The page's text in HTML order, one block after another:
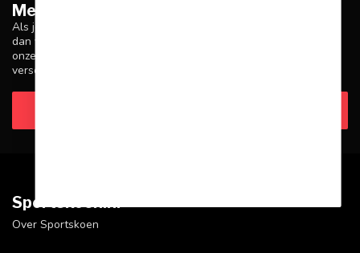
Meer informatie
Als je vragen hebt over onze producten of je aankoop, zorg er
dan voor dat je onze klantenservicepagina bezoekt. Hier vind je
onze bedrijfsgegevens, antwoorden op veelgestelde vragen en
verschillende manieren om contact met ons op te nemen.
Sportskoen.nl
Over Sportskoen